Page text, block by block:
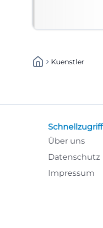
Kuenstler
Schnellzugriff
Über uns
Datenschutz
Impressum